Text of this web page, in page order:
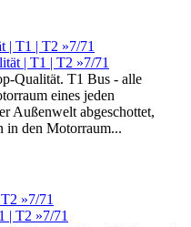
| T1 | T2 »7/71
Qualität. T1 Bus - alle
eines jeden
Außenwelt abgeschottet,
in den Motorraum...
»7/71